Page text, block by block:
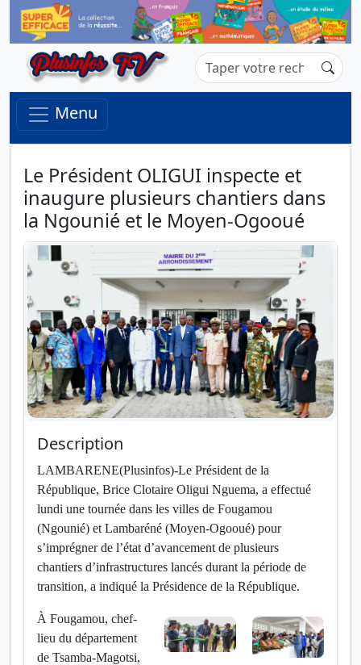
Menu
Le Président OLIGUI inspecte et
inaugure plusieurs chantiers dans
la Ngounié et le Moyen-Ogooué
Description
LAMBARENE(Plusinfos)-Le Président de la
République, Brice Clotaire Oligui Nguema, a effectué
lundi une tournée dans les villes de Fougamou
(Ngounié) et Lambaréné (Moyen-Ogooué) pour
s’imprégner de l’état d’avancement de plusieurs
chantiers d’infrastructures lancés durant la période de
transition, a indiqué la Présidence de la République.
À Fougamou, chef-
lieu du département
de Tsamba-Magotsi,